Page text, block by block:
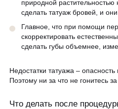
природной растительностью
сделать татуаж бровей, и
Главное, что при помощи
скорректировать
сделать губы объемнее,
Недостатки татуажа –
Поэтому ни за что не гонитесь
Что делать после